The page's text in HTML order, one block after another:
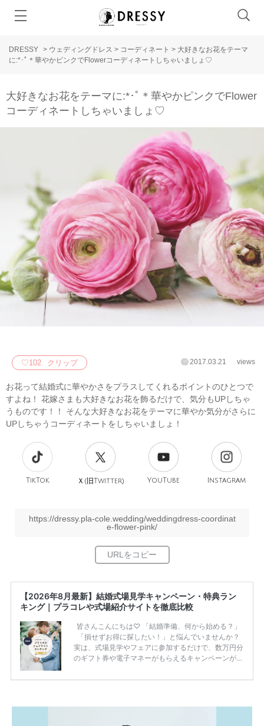
DRESSY > ウェディングドレス > コーディネート > 大好きなお花をテーマ
に:*･ﾟ＊華やかピンクでFlowerコーディネートしちゃいましょ♡
大好きなお花をテーマに:*･ﾟ＊華やかピンクでFlower
コーディネートしちゃいましょ♡
♡102 クリップ 2017.03.21 views
お花って結婚式に華やかさをプラスしてくれるポイントのひとつで
すよね！ 花嫁さまも大好きなお花を飾るだけで、気分もUPしちゃ
うものです！！ そんな大好きなお花をテーマに華やか気分がさらに
UPしちゃうコーディネートをしちゃいましょ！
TikTok Ｘ(旧Twitter) YouTube Instagram
https://dressy.pla-cole.wedding/weddingdress-coordinat
e-flower-pink/
【2026年8月最新】結婚式場見学キャンペーン・特典ラン
キング｜プラコレや式場紹介サイトを徹底比較
皆さんこんにちは♡ 「結婚準備、何から始める？」
「損せずお得に探したい！」と悩んでいませんか？
実は、式場見学やフェアに参加するだけで、数万円分
のギフト券や電子マネーがもらえるキャンペーンがあ
ため、比較せずに選ぶと損をしてしまうことも……。